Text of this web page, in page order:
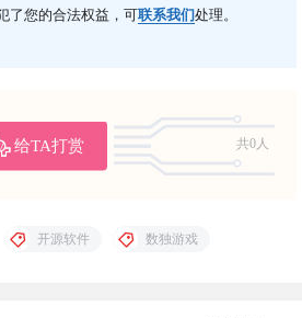
了您的合法权益，可联系我们处理。
给TA打赏
共0人
开源软件 数独游戏